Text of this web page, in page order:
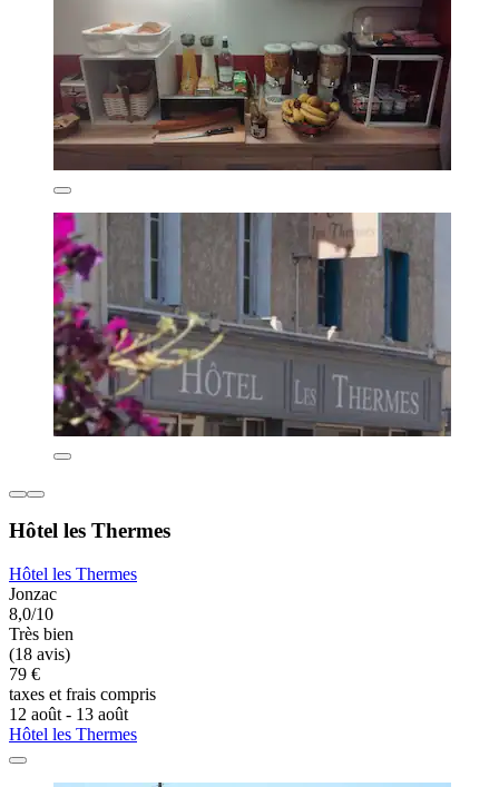
Hôtel les Thermes
Hôtel les Thermes
Jonzac
8,0/10
Très bien
(18 avis)
79 €
taxes et frais compris
12 août - 13 août
Hôtel les Thermes